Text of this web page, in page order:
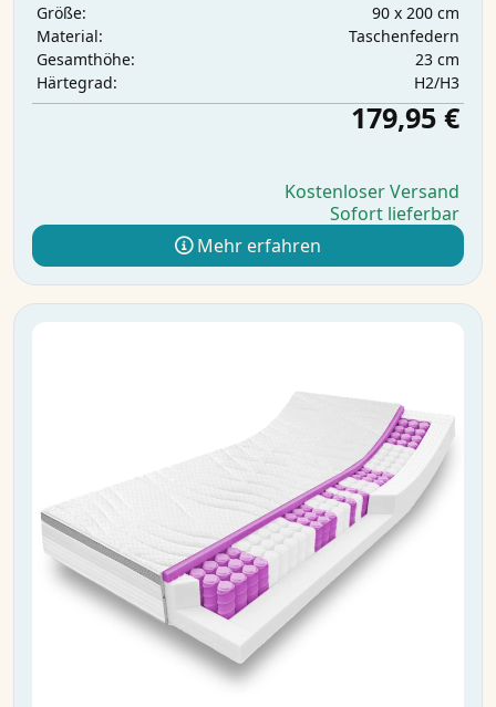
Größe:
90 x 200 cm
Material:
Taschenfedern
Gesamthöhe:
23 cm
Härtegrad:
H2/H3
179,95 €
Kostenloser Versand
Sofort lieferbar
Mehr erfahren